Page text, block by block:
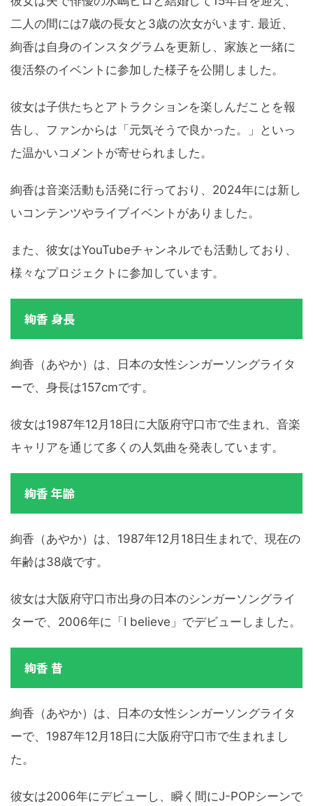
二人の間には7歳の長女と3歳の次女がいます. 最近、
絢香は自身のインスタグラムを更新し、家族と一緒に
復活祭のイベントに参加した様子を公開しました。
彼女は子供たちとアトラクションを楽しんだことを報
告し、ファンからは「元気そうで良かった。」といっ
た温かいコメントが寄せられました。
絢香は音楽活動も活発に行っており、2024年には新し
いコンテンツやライブイベントがありました。
また、彼女はYouTubeチャンネルでも活動しており、
様々なプロジェクトに参加しています。
絢香 身長
絢香（あやか）は、日本の女性シンガーソングライタ
ーで、身長は157cmです。
彼女は1987年12月18日に大阪府守口市で生まれ、音楽
キャリアを通じて多くの人気曲を発表しています。
絢香 年齢
絢香（あやか）は、1987年12月18日生まれで、現在の
年齢は38歳です。
彼女は大阪府守口市出身の日本のシンガーソングライ
ターで、2006年に「I believe」でデビューしました。
絢香 昔
絢香（あやか）は、日本の女性シンガーソングライタ
ーで、1987年12月18日に大阪府守口市で生まれまし
た。
彼女は2006年にデビューし、瞬く間にJ-POPシーンで